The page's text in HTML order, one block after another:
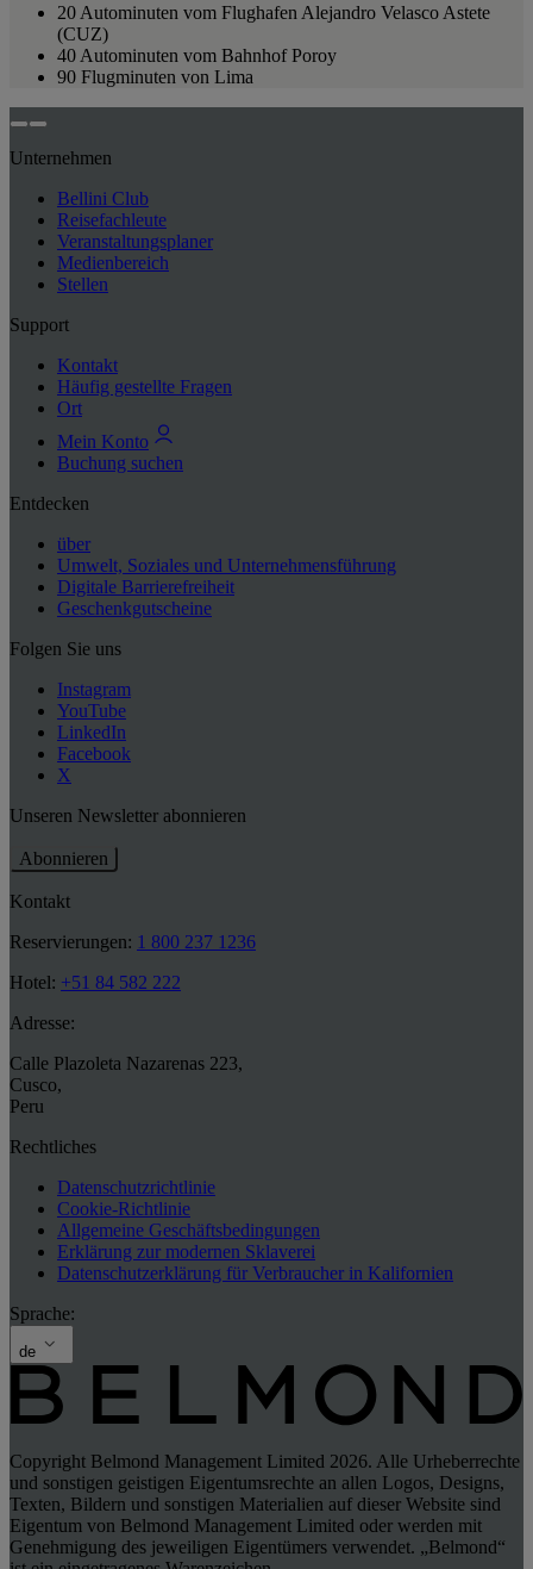
20 Autominuten vom Flughafen Alejandro Velasco Astete
(CUZ)
40 Autominuten vom Bahnhof Poroy
90 Flugminuten von Lima
Unternehmen
Bellini Club
Reisefachleute
Veranstaltungsplaner
Medienbereich
Stellen
Support
Kontakt
Häufig gestellte Fragen
Ort
Mein Konto
Buchung suchen
Entdecken
über
Umwelt, Soziales und Unternehmensführung
Digitale Barrierefreiheit
Geschenkgutscheine
Folgen Sie uns
Instagram
YouTube
LinkedIn
Facebook
X
Unseren Newsletter abonnieren
Abonnieren
Kontakt
Reservierungen: 1 800 237 1236
Hotel: +51 84 582 222
Adresse:
Calle Plazoleta Nazarenas 223,
Cusco,
Peru
Rechtliches
Datenschutzrichtlinie
Cookie-Richtlinie
Allgemeine Geschäftsbedingungen
Erklärung zur modernen Sklaverei
Datenschutzerklärung für Verbraucher in Kalifornien
Sprache:
de
Copyright Belmond Management Limited 2026. Alle Urheberrechte
und sonstigen geistigen Eigentumsrechte an allen Logos, Designs,
Texten, Bildern und sonstigen Materialien auf dieser Website sind
Eigentum von Belmond Management Limited oder werden mit
Genehmigung des jeweiligen Eigentümers verwendet. „Belmond“